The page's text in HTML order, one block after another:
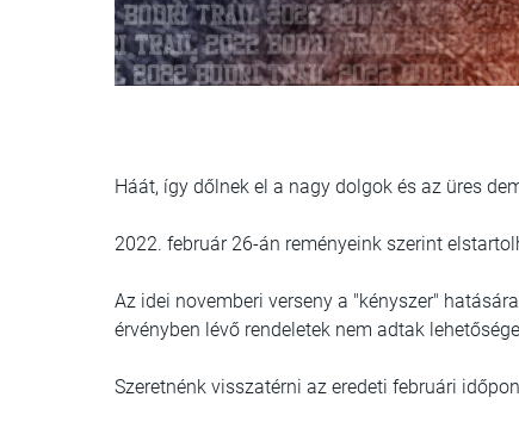
Háát, így dőlnek el a nagy dolgok és az üres
2022. február 26-án reményeink szerint
Az idei novemberi verseny a "kényszer"
érvényben lévő rendeletek nem adtak
Szeretnénk visszatérni az eredeti februári